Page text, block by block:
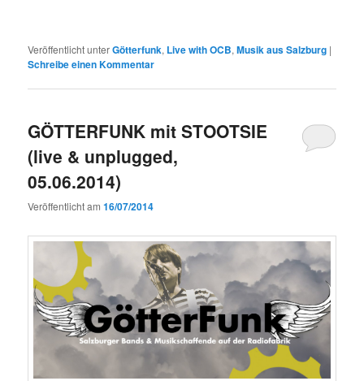
Veröffentlicht unterGötterfunk, Live with OCB,Musik aus Salzburg |
Schreibe einen Kommentar
GÖTTERFUNK mit STOOTSIE
(live & unplugged,
05.06.2014)
Veröffentlicht am16/07/2014